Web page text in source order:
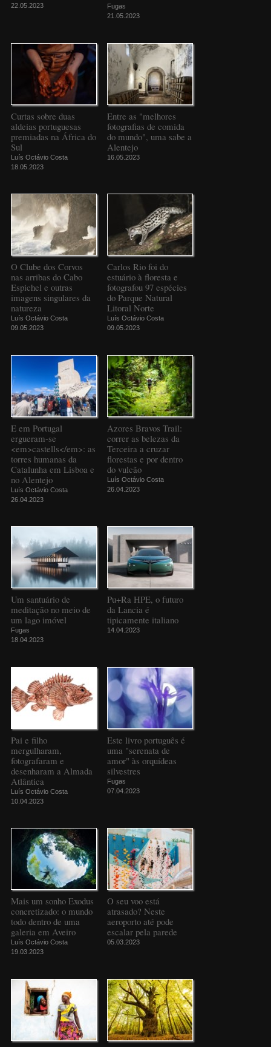
22.05.2023
Fugas
21.05.2023
Curtas sobre duas
aldeias portuguesas
premiadas na África do
Sul
Luís Octávio Costa
18.05.2023
Entre as "melhores
fotografias de comida
do mundo", uma sabe a
Alentejo
16.05.2023
O Clube dos Corvos
nas arribas do Cabo
Espichel e outras
imagens singulares da
natureza
Luís Octávio Costa
09.05.2023
Carlos Rio foi do
estuário à floresta e
fotografou 97 espécies
do Parque Natural
Litoral Norte
Luís Octávio Costa
09.05.2023
E em Portugal
ergueram-se
<em>castells</em>: as
torres humanas da
Catalunha em Lisboa e
no Alentejo
Luís Octávio Costa
26.04.2023
Azores Bravos Trail:
correr as belezas da
Terceira a cruzar
florestas e por dentro
do vulcão
Luís Octávio Costa
26.04.2023
Um santuário de
meditação no meio de
um lago imóvel
Fugas
18.04.2023
Pu+Ra HPE, o futuro
da Lancia é
tipicamente italiano
14.04.2023
Pai e filho
mergulharam,
fotografaram e
desenharam a Almada
Atlântica
Luís Octávio Costa
10.04.2023
Este livro português é
uma "serenata de
amor" às orquídeas
silvestres
Fugas
07.04.2023
Mais um sonho Exodus
concretizado: o mundo
todo dentro de uma
galeria em Aveiro
Luís Octávio Costa
19.03.2023
O seu voo está
atrasado? Neste
aeroporto até pode
escalar pela parede
05.03.2023